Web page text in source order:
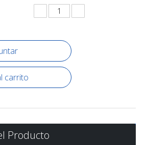
carrito
Producto